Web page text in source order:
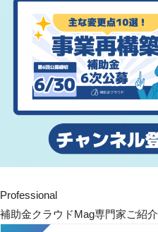
Professional
補助金クラウドMag専門家ご紹介